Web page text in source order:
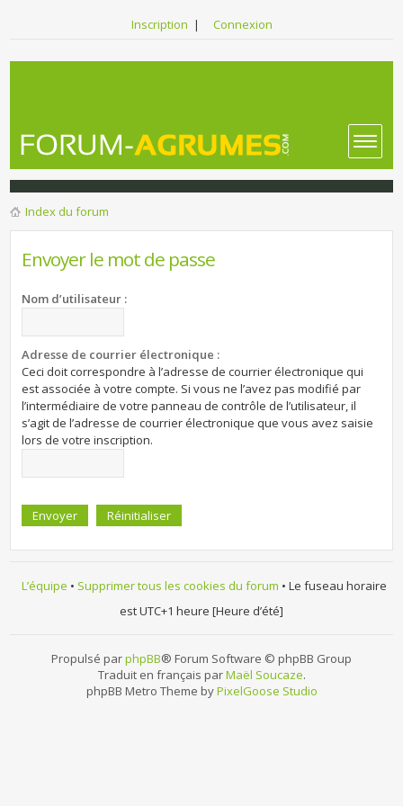
Inscription | Connexion
Index du forum
Envoyer le mot de passe
Nom d’utilisateur :
Adresse de courrier électronique :
Ceci doit correspondre à l’adresse de courrier électronique qui
est associée à votre compte. Si vous ne l’avez pas modifié par
l’intermédiaire de votre panneau de contrôle de l’utilisateur, il
s’agit de l’adresse de courrier électronique que vous avez saisie
lors de votre inscription.
L’équipe • Supprimer tous les cookies du forum • Le fuseau horaire
est UTC+1 heure [Heure d’été]
Propulsé parphpBB® Forum Software © phpBB Group
Traduit en français parMaël Soucaze.
phpBB Metro Theme byPixelGoose Studio